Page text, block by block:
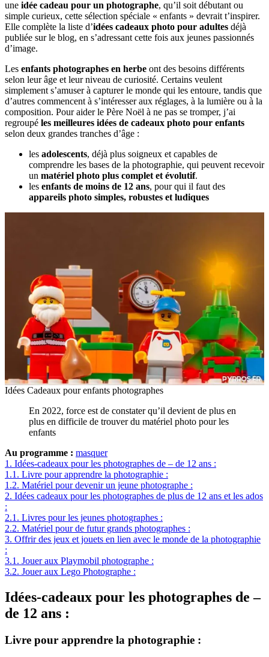
une idée cadeau pour un photographe, qu’il soit débutant ou
simple curieux, cette sélection spéciale « enfants » devrait t’inspirer.
Elle complète la liste d’idées cadeaux photo pour adultes déjà
publiée sur le blog, en s’adressant cette fois aux jeunes passionnés
d’image.
Les enfants photographes en herbe ont des besoins différents
selon leur âge et leur niveau de curiosité. Certains veulent
simplement s’amuser à capturer le monde qui les entoure, tandis que
d’autres commencent à s’intéresser aux réglages, à la lumière ou à la
composition. Pour aider le Père Noël à ne pas se tromper, j’ai
regroupé les meilleures idées de cadeaux photo pour enfants
selon deux grandes tranches d’âge :
les adolescents, déjà plus soigneux et capables de
comprendre les bases de la photographie, qui peuvent recevoir
un matériel photo plus complet et évolutif.
les enfants de moins de 12 ans, pour qui il faut des
appareils photo simples, robustes et ludiques
Idées Cadeaux pour enfants photographes
En 2022, force est de constater qu’il devient de plus en
plus en difficile de trouver du matériel photo pour les
enfants
Au programme : masquer
1. Idées-cadeaux pour les photographes de – de 12 ans :
1.1. Livre pour apprendre la photographie :
1.2. Matériel pour devenir un jeune photographe :
2. Idées cadeaux pour les photographes de plus de 12 ans et les ados
:
2.1. Livres pour les jeunes photographes :
2.2. Matériel pour de futur grands photographes :
3. Offrir des jeux et jouets en lien avec le monde de la photographie
:
3.1. Jouer aux Playmobil photographe :
3.2. Jouer aux Lego Photographe :
Idées-cadeaux pour les photographes de –
de 12 ans :
Livre pour apprendre la photographie :